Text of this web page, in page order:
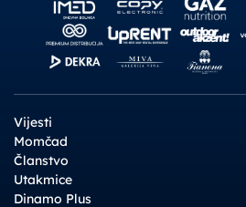
Vijesti
Momčad
Članstvo
Utakmice
Dinamo Plus